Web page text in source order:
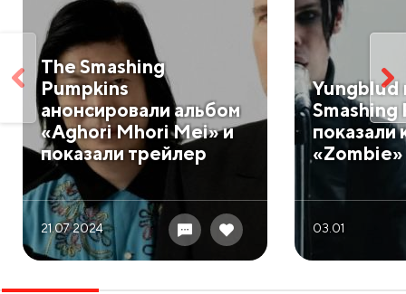
The Smashing
Pumpkins
анонсировали альбом
«Aghori Mhori Mei» и
показали трейлер
21.07 2024
Yungblud
Smashing
показали
«Zombie»
03.01